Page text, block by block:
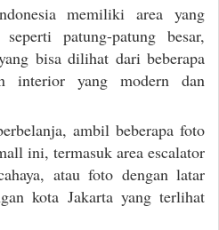
memiliki area yang
patung-patung besar,
bisa dilihat dari beberapa
interior yang modern dan
ambil beberapa foto
ini, termasuk area escalator
atau foto dengan latar
kota Jakarta yang terlihat